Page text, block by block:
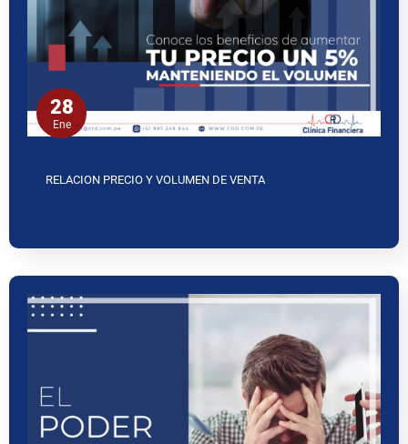
28
Ene
RELACION PRECIO Y VOLUMEN DE VENTA